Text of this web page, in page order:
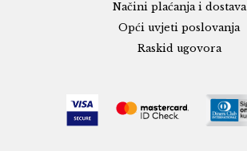
Načini plaćanja i dostava
Opći uvjeti poslovanja
Raskid ugovora